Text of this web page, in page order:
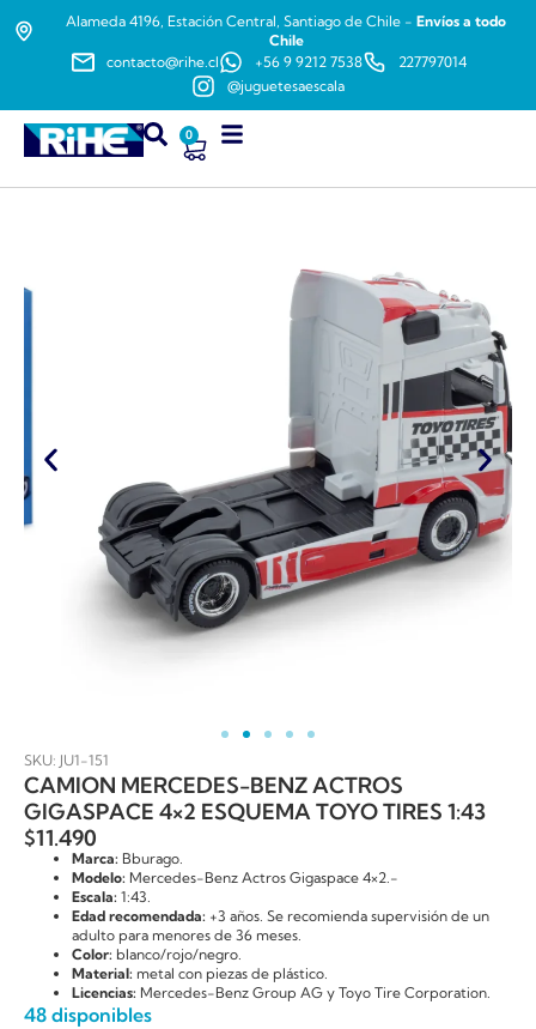
Alameda 4196, Estación Central, Santiago de Chile - Envíos a todo
Chile
contacto@rihe.cl
+56 9 9212 7538
227797014
@juguetesaescala
0
SKU: JU1-151
CAMION MERCEDES-BENZ ACTROS
GIGASPACE 4×2 ESQUEMA TOYO TIRES 1:43
$11.490
Marca: Bburago.
Modelo: Mercedes-Benz Actros Gigaspace 4×2.-
Escala: 1:43.
Edad recomendada: +3 años. Se recomienda supervisión de un
adulto para menores de 36 meses.
Color: blanco/rojo/negro.
Material: metal con piezas de plástico.
Licencias: Mercedes-Benz Group AG y Toyo Tire Corporation.
48 disponibles